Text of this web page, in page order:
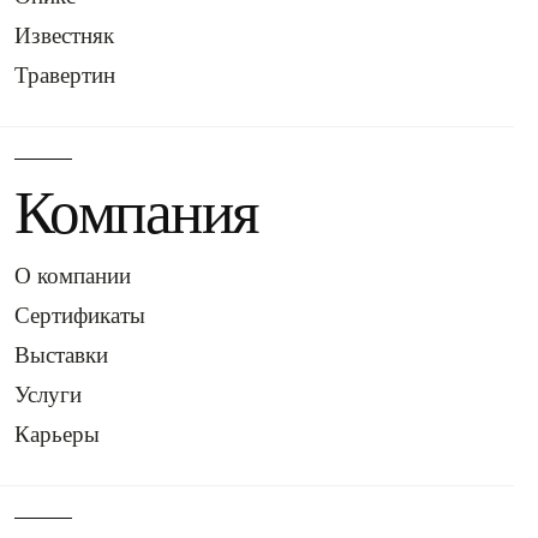
Ландшафтный дизайн
Коммерческие и жилые проекты
Высокая гибкость в дизайне
Единая цветовая концепция
Практичность и долговечность
Широкая доступность
Бежевый камень в архитектуре 2026 года
В 2026 году бежевый натуральный камень отражает
стремление к тёплым и естественным оттенкам. Он
архитектурных проектов.
Известняк
Травертин
Компания
О компании
Сертификаты
Выставки
Услуги
Карьеры